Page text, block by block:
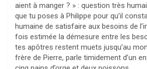
aient à manger ? » : question très
que tu poses à Philippe pour qu’il
humaine de satisfaire aux besoins de
fois estimée la démesure entre les
tes apôtres restent muets jusqu’au
frère de Pierre, parle timidement d’un